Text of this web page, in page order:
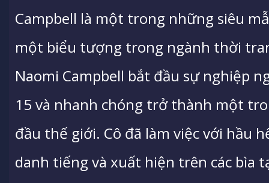
Campbell là một trong những siêu
một biểu tượng trong ngành thời
Naomi Campbell bắt đầu sự nghiệp
15 và nhanh chóng trở thành một
đầu thế giới. Cô đã làm việc với hầu
danh tiếng và xuất hiện trên các bìa